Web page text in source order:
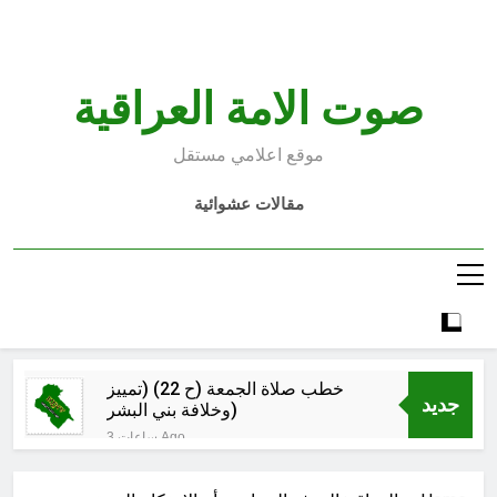
صوت الامة العراقية
موقع اعلامي مستقل
مقالات عشوائية
جديد
خطب صلاة الجمعة (ح 22) (تمييز
وخلافة بني البشر)
3 ساعات Ago